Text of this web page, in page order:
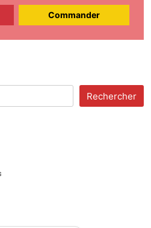
Commander
Rechercher